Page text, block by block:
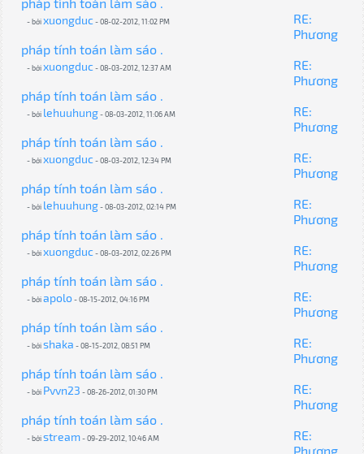
pháp tính toán làm sáo .
- bởixuongduc- 08-02-2012, 11:02 PM
RE:
Phương
pháp tính toán làm sáo .
- bởixuongduc- 08-03-2012, 12:37 AM
RE:
Phương
pháp tính toán làm sáo .
- bởi lehuuhung- 08-03-2012, 11:06 AM
RE:
Phương
pháp tính toán làm sáo .
- bởixuongduc- 08-03-2012, 12:34 PM
RE:
Phương
pháp tính toán làm sáo .
- bởi lehuuhung- 08-03-2012, 02:14 PM
RE:
Phương
pháp tính toán làm sáo .
- bởixuongduc- 08-03-2012, 02:26 PM
RE:
Phương
pháp tính toán làm sáo .
- bởiapolo- 08-15-2012, 04:16 PM
RE:
Phương
pháp tính toán làm sáo .
- bởishaka - 08-15-2012, 08:51 PM
RE:
Phương
pháp tính toán làm sáo .
- bởi Pvvn23 - 08-26-2012, 01:30 PM
RE:
Phương
pháp tính toán làm sáo .
- bởistream- 09-29-2012, 10:46 AM
RE:
Phương